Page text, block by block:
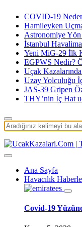
COVID-19
Hamileyken
Astronomiye
İstanbul
Yeni MiG-29 İlk
EGPWS Nedir?
Uçak
Uzay Yolculuğu
JAS-39 Gripen
THY’nin İç Hat
Ana Sayfa
Havacılık
Covid-19